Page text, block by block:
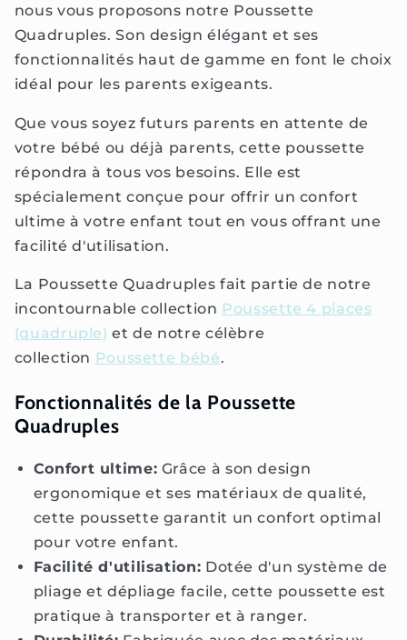
nous vous proposons notre Poussette
Quadruples. Son design élégant et ses
fonctionnalités haut de gamme en font le choix
idéal pour les parents exigeants.
Que vous soyez futurs parents en attente de
votre bébé ou déjà parents, cette poussette
répondra à tous vos besoins. Elle est
spécialement conçue pour offrir un confort
ultime à votre enfant tout en vous offrant une
facilité d'utilisation.
La Poussette Quadruples fait partie de notre
incontournable collection Poussette 4 places
(quadruple) et de notre célèbre
collection Poussette bébé.
Fonctionnalités de la Poussette
Quadruples
Confort ultime: Grâce à son design
ergonomique et ses matériaux de qualité,
cette poussette garantit un confort optimal
pour votre enfant.
Facilité d'utilisation: Dotée d'un système de
pliage et dépliage facile, cette poussette est
pratique à transporter et à ranger.